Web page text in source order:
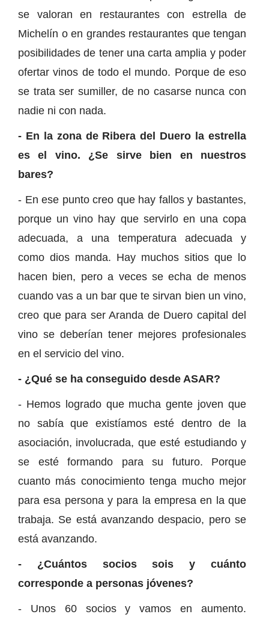
se valoran en restaurantes con estrella de
Michelín o en grandes restaurantes que tengan
posibilidades de tener una carta amplia y poder
ofertar vinos de todo el mundo. Porque de eso
se trata ser sumiller, de no casarse nunca con
nadie ni con nada.
- En la zona de Ribera del Duero la estrella
es el vino. ¿Se sirve bien en nuestros
bares?
- En ese punto creo que hay fallos y bastantes,
porque un vino hay que servirlo en una copa
adecuada, a una temperatura adecuada y
como dios manda. Hay muchos sitios que lo
hacen bien, pero a veces se echa de menos
cuando vas a un bar que te sirvan bien un vino,
creo que para ser Aranda de Duero capital del
vino se deberían tener mejores profesionales
en el servicio del vino.
- ¿Qué se ha conseguido desde ASAR?
- Hemos logrado que mucha gente joven que
no sabía que existíamos esté dentro de la
asociación, involucrada, que esté estudiando y
se esté formando para su futuro. Porque
cuanto más conocimiento tenga mucho mejor
para esa persona y para la empresa en la que
trabaja. Se está avanzando despacio, pero se
está avanzando.
- ¿Cuántos socios sois y cuánto
corresponde a personas jóvenes?
- Unos 60 socios y vamos en aumento.